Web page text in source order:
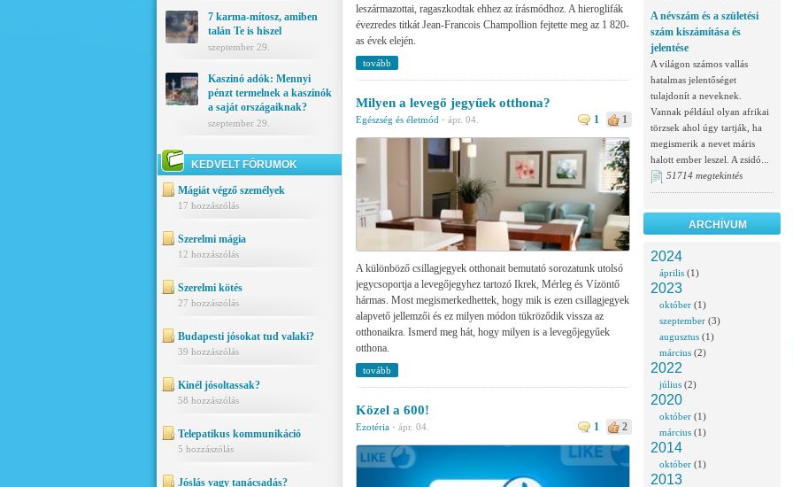
7 karma-mítosz, amiben
talán Te is hiszel
szeptember 29.
Kaszinó adók: Mennyi
pénzt termelnek a kaszinók
a saját országaiknak?
szeptember 29.
KEDVELT FÓRUMOK
Mágiát végző személyek
17 hozzászólás
Szerelmi mágia
12 hozzászólás
Szerelmi kötés
27 hozzászólás
Budapesti jósokat tud valaki?
39 hozzászólás
Kinél jósoltassak?
58 hozzászólás
Telepatikus kommunikáció
5 hozzászólás
Jóslás vagy tanácsadás?
leszármazottai, ragaszkodtak ehhez az írásmódhoz. A hieroglifák
évezredes titkát Jean-Francois Champollion fejtette meg az 1 820-
as évek elején.
tovább
Milyen a levegő jegyűek otthona?
1
1
Egészség és életmód · ápr. 04.
A különböző csillagjegyek otthonait bemutató sorozatunk utolsó
jegycsoportja a levegőjegyhez tartozó Ikrek, Mérleg és Vízöntő
hármas. Most megismerkedhettek, hogy mik is ezen csillagjegyek
alapvető jellemzői és ez milyen módon tükröződik vissza az
otthonaikra. Ismerd meg hát, hogy milyen is a levegőjegyűek
otthona.
tovább
Közel a 600!
2
1
Ezotéria· ápr. 04.
A névszám és a születési
szám kiszámítása és
jelentése
A világon számos vallás
hatalmas jelentőséget
tulajdonít a neveknek.
Vannak például olyan afrikai
törzsek ahol úgy tartják, ha
megismerik a nevet máris
halott ember leszel. A zsidó...
51714 megtekintés
ARCHÍVUM
2024
április (1)
2023
október (1)
szeptember (3)
augusztus (1)
március (2)
2022
július (2)
2020
október (1)
március (1)
2014
október (1)
2013